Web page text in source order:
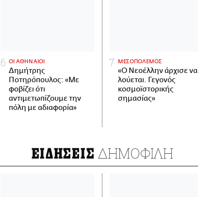
ΟΙ ΑΘΗΝΑΙΟΙ
Δημήτρης
Ποτηρόπουλος: «Με
φοβίζει ότι
αντιμετωπίζουμε την
πόλη με αδιαφορία»
ΜΕΣΟΠΟΛΕΜΟΣ
«Ο Νεοέλλην άρχισε να
λούεται. Γεγονός
κοσμοϊστορικής
σημασίας»
ΕΙΔΗΣΕΙΣ ΔΗΜΟΦΙΛΗ